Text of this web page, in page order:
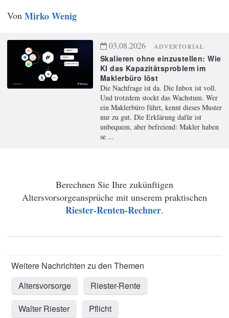
Von Mirko Wenig
03.08.2026 ADVERTORIAL
Skalieren ohne einzustellen: Wie
KI das Kapazitätsproblem im
Maklerbüro löst
Die Nachfrage ist da. Die Inbox ist voll.
Und trotzdem stockt das Wachstum. Wer
ein Maklerbüro führt, kennt dieses Muster
nur zu gut. Die Erklärung dafür ist
unbequem, aber befreiend: Makler haben
se ...
Berechnen Sie Ihre zukünftigen
Altersvorsorgeansprüche mit unserem praktischen
Riester-Renten-Rechner.
Altersvorsorge
Riester-Rente
Walter Riester
Pflicht